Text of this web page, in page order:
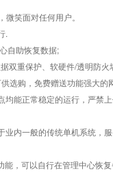
笑面对任何用户。
.
自助恢复数据;
双重保护、软硬件/透明防火
选购，免费赠送功能强大
能正常稳定的运行，严禁
内一般的传统单机系统，
，可以自行在管理中心恢